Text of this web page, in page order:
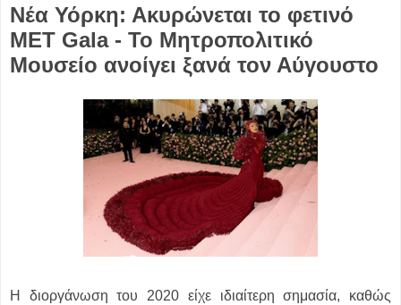
Νέα Υόρκη: Ακυρώνεται το φετινό
MET Gala - Το Μητροπολιτικό
Μουσείο ανοίγει ξανά τον Αύγουστο
Η διοργάνωση του 2020 είχε ιδιαίτερη σημασία, καθώς